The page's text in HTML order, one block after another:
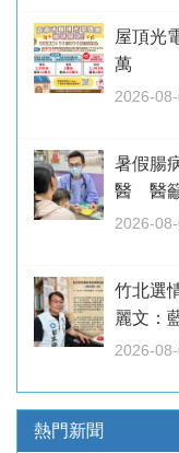
屋頂光
萬
2026-
暑假腸
醫 醫
2026-
竹北選
麗文：
2026-
熱門新聞